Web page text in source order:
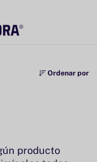
Ordenar por
producto